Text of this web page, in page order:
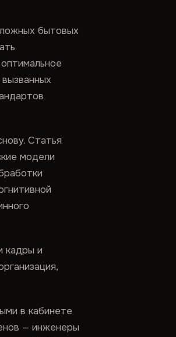
бытовых
Статья
модели
кадры и
в кабинете
— инженеры